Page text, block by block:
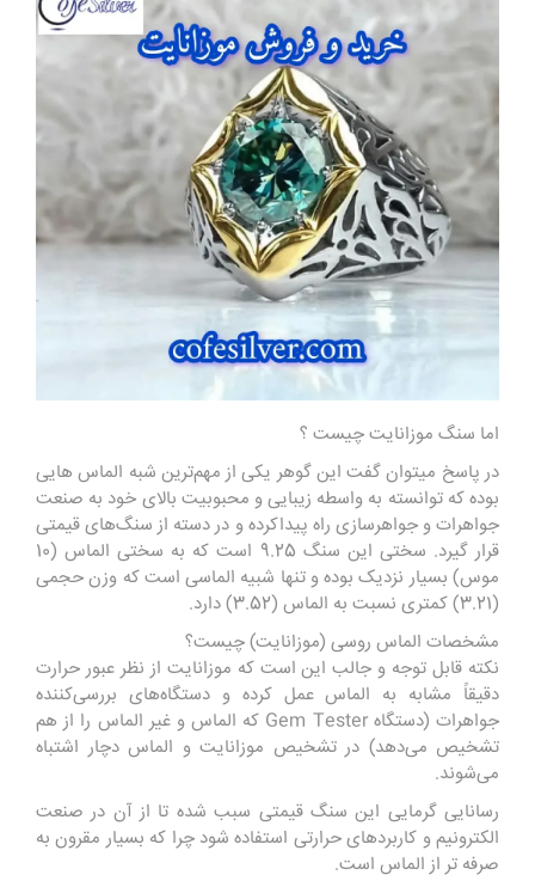
اما سنگ موزانایتچیست ؟
در پاسخ میتوان گفت این گوهر یکی از مهم‌ترین شبه الماس‌ هایی
بوده که توانسته به‌ واسطه زیبایی و محبوبیت بالای خود به صنعت
جواهرات و جواهرسازی راه پیداکرده و در دسته از سنگ‌های قیمتی
قرار گیرد. سختی این سنگ 9.25 است که به‌ سختی الماس (10
موس) بسیار نزدیک بوده و تنها شبیه الماسی است که وزن حجمی
(3.21) کمتری نسبت به الماس (3.52) دارد.
مشخصات الماس روسی (موزانایت) چیست؟
نکته قابل‌ توجه و جالب این است که موزانایت از نظر عبور حرارت
دقیقاً مشابه به الماس عمل کرده و دستگاه‌های بررسی‌کننده
جواهرات (دستگاه Gem Tester که الماس و غیر الماس را از هم
تشخیص می‌دهد) در تشخیص موزانایت و الماس دچار اشتباه
می‌شوند.
رسانایی گرمایی این سنگ قیمتی سبب شده تا از آن در صنعت
الکترونیم و کاربردهای حرارتی استفاده شود چرا که بسیار مقرون‌ به‌
صرفه تر از الماس است.